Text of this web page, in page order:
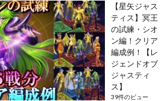
【星矢ジャス
ティス】冥王
の試練・シオ
ン編！クリア
編成例！【レ
ジェンドオブ
ジャスティ
ス】
39件のビュー